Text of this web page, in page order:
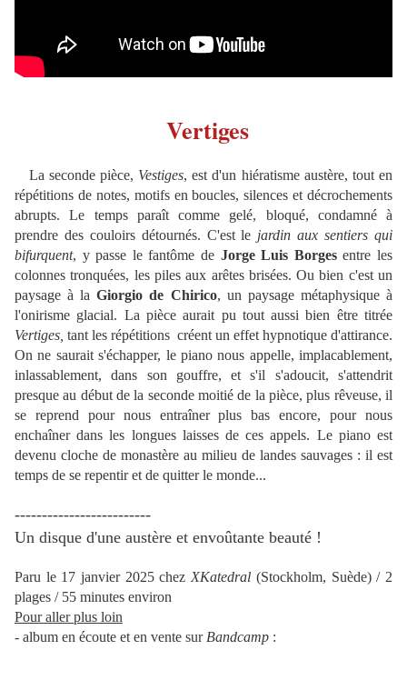
Vertiges
La seconde pièce, Vestiges, est d'un hiératisme austère, tout en
répétitions de notes, motifs en boucles, silences et décrochements
abrupts. Le temps paraît comme gelé, bloqué, condamné à
prendre des couloirs détournés. C'est le jardin aux sentiers qui
bifurquent, y passe le fantôme de Jorge Luis Borgesentre les
colonnes tronquées, les piles aux arêtes brisées. Ou bien c'est un
paysage à laGiorgio de Chirico, un paysage métaphysique à
l'onirisme glacial. La pièce aurait pu tout aussi bien être titrée
Vertiges, tant les répétitions créent un effet hypnotique d'attirance.
On ne saurait s'échapper, le piano nous appelle, implacablement,
inlassablement, dans son gouffre, et s'il s'adoucit, s'attendrit
presque au début de la seconde moitié de la pièce, plus rêveuse, il
se reprend pour nous entraîner plus bas encore, pour nous
enchaîner dans les longues laisses de ces appels. Le piano est
devenu cloche de monastère au milieu de landes sauvages : il est
temps de se repentir et de quitter le monde...
-------------------------
Un disque d'une austère et envoûtante beauté !
Paru le 17 janvier 2025 chez XKatedral (Stockholm, Suède) / 2
plages / 55 minutes environ
Pour aller plus loin
- album en écoute et en vente sur Bandcamp :